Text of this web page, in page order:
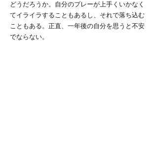
どうだろうか。自分のプレーが上手くいかなく
てイライラすることもあるし、それで落ち込む
こともある。正直、一年後の自分を思うと不安
でならない。